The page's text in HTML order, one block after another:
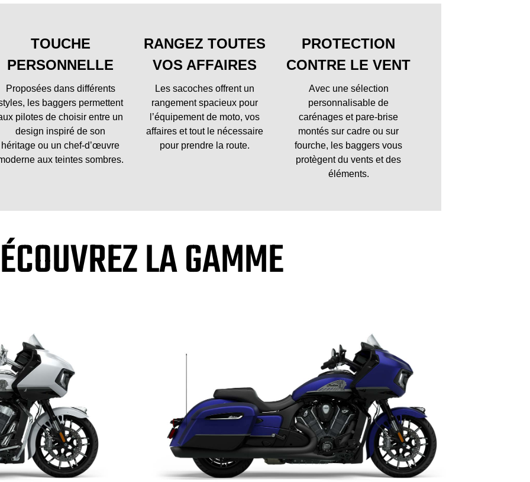
TOUCHE
PERSONNELLE
Proposées dans différents
les baggers permettent
pilotes de choisir entre un
design inspiré de son
héritage ou un chef-d’œuvre
aux teintes sombres.
RANGEZ TOUTES
VOS AFFAIRES
Les sacoches offrent un
rangement spacieux pour
l’équipement de moto, vos
affaires et tout le nécessaire
pour prendre la route.
PROTECTION
CONTRE LE VENT
Avec une sélection
personnalisable de
carénages et pare-brise
montés sur cadre ou sur
fourche, les baggers vous
protègent du vents et des
éléments.
LA GAMME